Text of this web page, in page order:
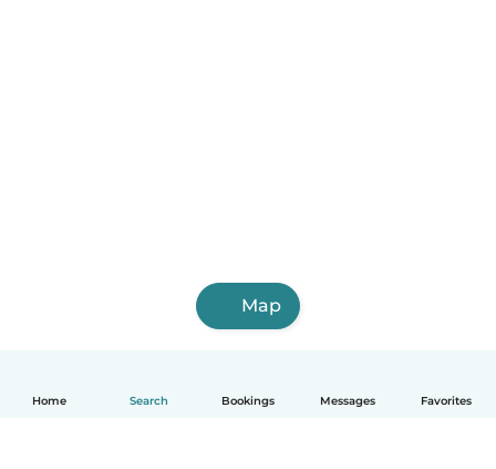
Home Search Bookings Messages Favorites
Map